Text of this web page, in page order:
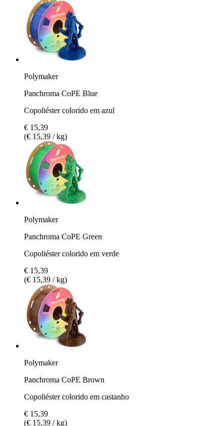
Polymaker
Panchroma CoPE Blue
Copoliéster colorido em azul
€ 15,39
(€ 15,39 / kg)
Polymaker
Panchroma CoPE Green
Copoliéster colorido em verde
€ 15,39
(€ 15,39 / kg)
Polymaker
Panchroma CoPE Brown
Copoliéster colorido em castanho
€ 15,39
(€ 15,39 / kg)